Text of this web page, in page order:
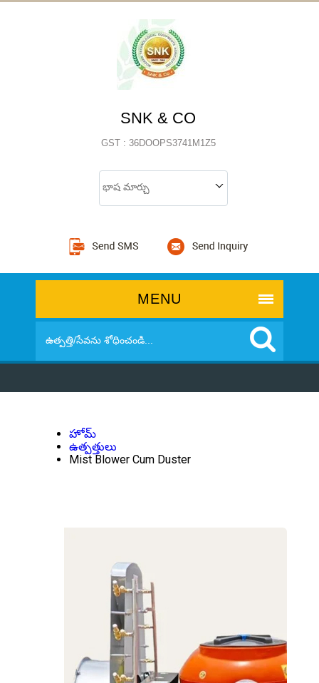
SNK & CO
GST : 36DOOPS3741M1Z5
భాష మార్చు
MENU
హోమ్
ఉత్పత్తులు
Mist Blower Cum Duster